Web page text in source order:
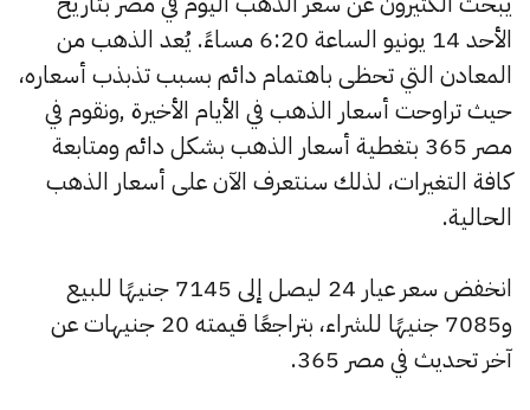
الأحد 14 يونيو الساعة 6:20 مساءً. يُعد الذهب من
المعادن التي تحظى باهتمام دائم بسبب تذبذب أسعاره،
حيث تراوحت أسعار الذهب في الأيام الأخيرة ,ونقوم في
مصر 365 بتغطية أسعار الذهب بشكل دائم ومتابعة
كافة التغيرات، لذلك سنتعرف الآن على أسعار الذهب
الحالية.
انخفض سعر عيار 24 ليصل إلى 7145 جنيهًا للبيع
و7085 جنيهًا للشراء، بتراجعًا قيمته 20 جنيهات عن
آخر تحديث في مصر 365.